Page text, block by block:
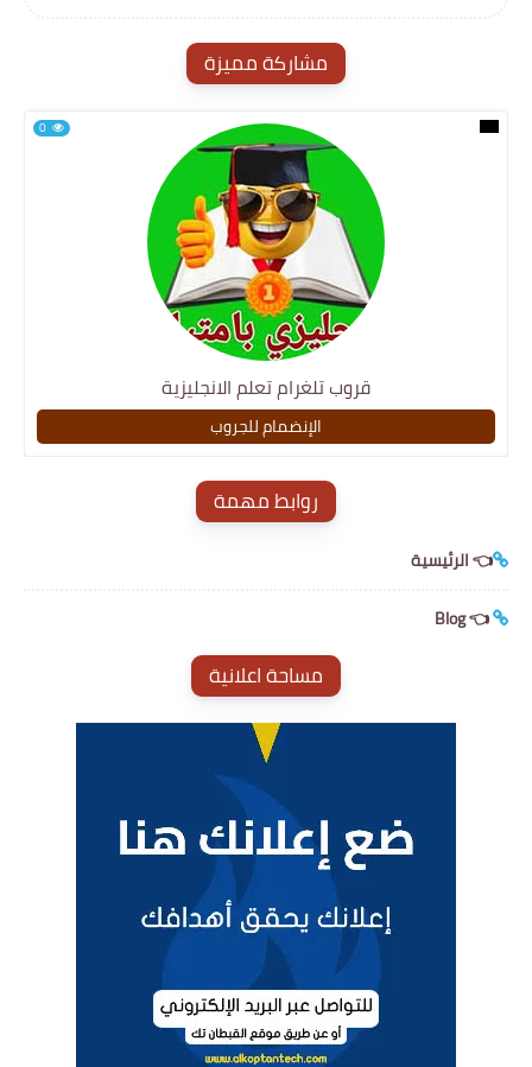
مشاركة مميزة
قروب تلغرام تعلم الانجليزية
0
الإنضمام للجروب
روابط مهمة
👈 الرئيسية
👈 Blog
مساحة اعلانية